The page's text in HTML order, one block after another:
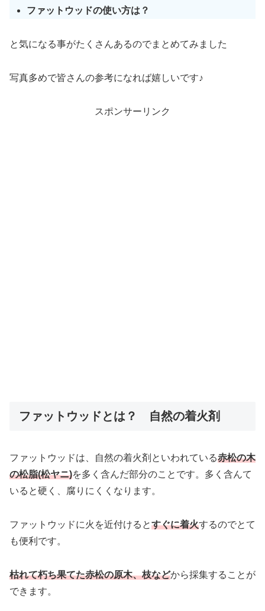
ファットウッドの使い方は？
と気になる事がたくさんあるのでまとめてみました
写真多めで皆さんの参考になれば嬉しいです♪
スポンサーリンク
ファットウッドとは？ 自然の着火剤
ファットウッドは、自然の着火剤といわれている赤松の木
の松脂(松ヤニ)を多く含んだ部分のことです。多く含んて
いると硬く、腐りにくくなります。
ファットウッドに火を近付けるとすぐに着火するのでとて
も便利です。
枯れて朽ち果てた赤松の原木、枝などから採集することが
できます。